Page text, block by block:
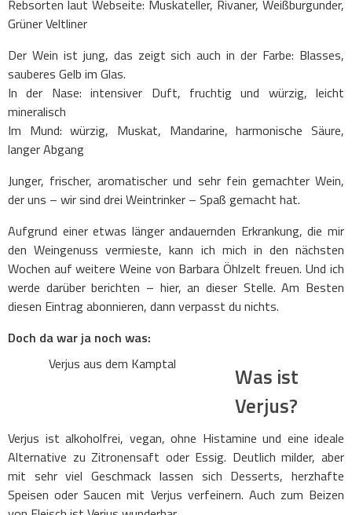
Rebsorten laut Webseite: Muskateller, Rivaner, Weißburgunder,
Grüner Veltliner
Der Wein ist jung, das zeigt sich auch in der Farbe: Blasses,
sauberes Gelb im Glas.
In der Nase: intensiver Duft, fruchtig und würzig, leicht
mineralisch
Im Mund: würzig, Muskat, Mandarine, harmonische Säure,
langer Abgang
Junger, frischer, aromatischer und sehr fein gemachter Wein,
der uns – wir sind drei Weintrinker – Spaß gemacht hat.
Aufgrund einer etwas länger andauernden Erkrankung, die mir
den Weingenuss vermieste, kann ich mich in den nächsten
Wochen auf weitere Weine von Barbara Öhlzelt freuen. Und ich
werde darüber berichten – hier, an dieser Stelle. Am Besten
diesen Eintrag abonnieren, dann verpasst du nichts.
Doch da war ja noch was:
Verjus aus dem Kamptal
Was ist
Verjus?
Verjus ist alkoholfrei, vegan, ohne Histamine und eine ideale
Alternative zu Zitronensaft oder Essig. Deutlich milder, aber
mit sehr viel Geschmack lassen sich Desserts, herzhafte
Speisen oder Saucen mit Verjus verfeinern. Auch zum Beizen